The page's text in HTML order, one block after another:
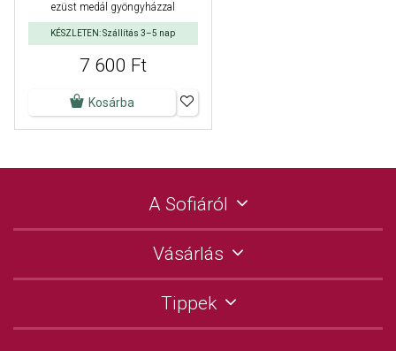
ezüst medál gyöngyházzal
KÉSZLETEN: Szállítás 3–5 nap
7 600 Ft
Kosárba
A Sofiáról
Vásárlás
Tippek